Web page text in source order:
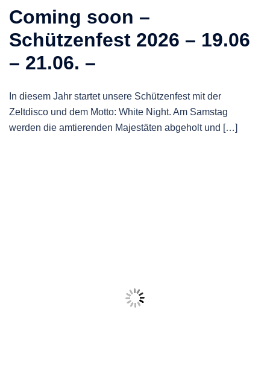
Coming soon –
Schützenfest 2026 – 19.06
– 21.06. –
In diesem Jahr startet unsere Schützenfest mit der
Zeltdisco und dem Motto: White Night. Am Samstag
werden die amtierenden Majestäten abgeholt und […]